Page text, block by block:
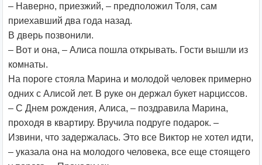
– Наверно, приезжий, – предположил Толя, сам
приехавший два года назад.
В дверь позвонили.
– Вот и она, – Алиса пошла открывать. Гости вышли из
комнаты.
На пороге стояла Марина и молодой человек примерно
одних с Алисой лет. В руке он держал букет нарциссов.
– С Днем рождения, Алиса, – поздравила Марина,
проходя в квартиру. Вручила подруге подарок. –
Извини, что задержалась. Это все Виктор не хотел идти,
– указала она на молодого человека, все еще стоящего